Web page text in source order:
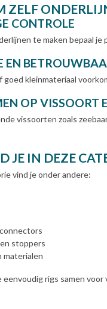
ZELF
CONTROLE
te maken bepaal
EN
kleinmateriaal
OP VISSOORT
vissoorten zoals
JE IN DEZE
vind je onder andere:
stoppers
materialen
eenvoudig rigs samen